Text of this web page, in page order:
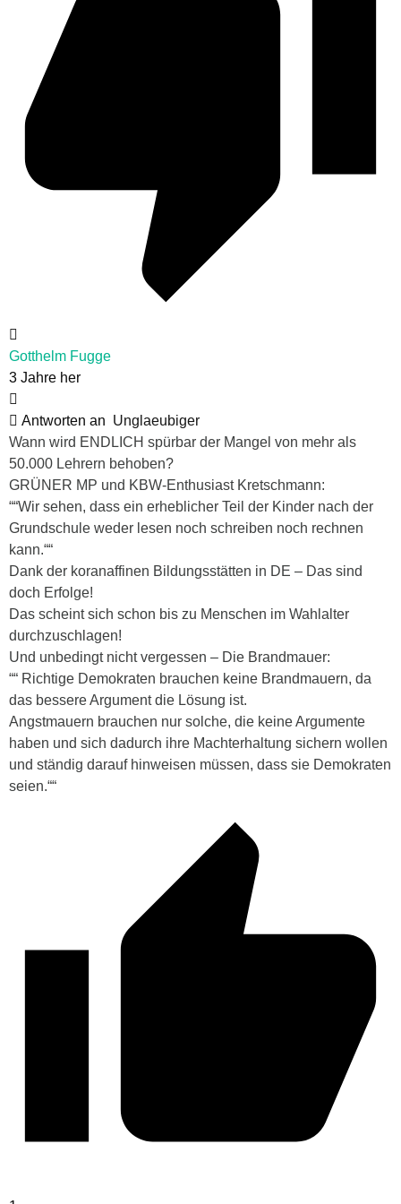
Gotthelm Fugge
3 Jahre her
Antworten an Unglaeubiger
Wann wird ENDLICH spürbar der Mangel von mehr als
50.000 Lehrern behoben?
GRÜNER MP und KBW-Enthusiast Kretschmann:
““Wir sehen, dass ein erheblicher Teil der Kinder nach der
Grundschule weder lesen noch schreiben noch rechnen
kann.““
Dank der koranaffinen Bildungsstätten in DE – Das sind
doch Erfolge!
Das scheint sich schon bis zu Menschen im Wahlalter
durchzuschlagen!
Und unbedingt nicht vergessen – Die Brandmauer:
““ Richtige Demokraten brauchen keine Brandmauern, da
das bessere Argument die Lösung ist.
Angstmauern brauchen nur solche, die keine Argumente
haben und sich dadurch ihre Machterhaltung sichern wollen
und ständig darauf hinweisen müssen, dass sie Demokraten
seien.““